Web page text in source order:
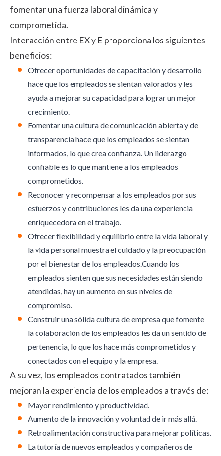
fomentar una fuerza laboral dinámica y
comprometida.
Interacción entre EX y E proporciona los siguientes
beneficios:
Ofrecer oportunidades de capacitación y desarrollo
hace que los empleados se sientan valorados y les
ayuda a mejorar su capacidad para lograr un mejor
crecimiento.
Fomentar una cultura de comunicación abierta y de
transparencia hace que los empleados se sientan
informados, lo que crea confianza. Un liderazgo
confiable es lo que mantiene a los empleados
comprometidos.
Reconocer y recompensar a los empleados por sus
esfuerzos y contribuciones les da una experiencia
enriquecedora en el trabajo.
Ofrecer flexibilidad y equilibrio entre la vida laboral y
la vida personal muestra el cuidado y la preocupación
por el bienestar de los empleados.Cuando los
empleados sienten que sus necesidades están siendo
atendidas, hay un aumento en sus niveles de
compromiso.
Construir una sólidacultura de empresaque fomente
la colaboración de los empleados les da un sentido de
pertenencia, lo que los hace más comprometidos y
conectados con el equipo y la empresa.
A su vez, los empleados contratados también
mejoran la experiencia de los empleados a través de:
Mayor rendimiento y productividad.
Aumento de la innovación y voluntad de ir más allá.
Retroalimentación constructiva para mejorar políticas.
La tutoría de nuevos empleados y compañeros de